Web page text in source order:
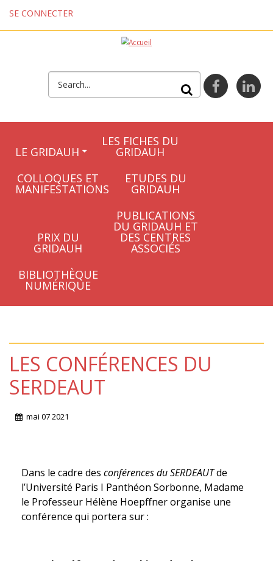
Aller au contenu principal
SE CONNECTER
facebook
FORMULAIRE DE
LE GRIDAUH
LES FICHES DU
GRIDAUH
COLLOQUES ET
MANIFESTATIONS
ETUDES DU
GRIDAUH
PRIX DU
GRIDAUH
PUBLICATIONS
DU GRIDAUH ET
DES CENTRES
ASSOCIÉS
BIBLIOTHÈQUE
NUMÉRIQUE
LES CONFÉRENCES DU
SERDEAUT
mai 072021
Dans le cadre des conférences du SERDEAUTde
l’Université Paris I Panthéon Sorbonne, Madame
le Professeur Hélène Hoepffner organise une
conférence qui portera sur :